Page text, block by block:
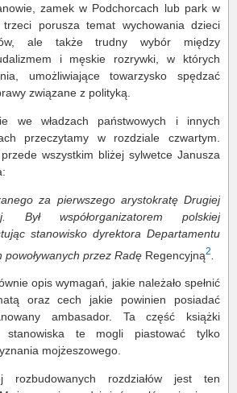
zamek w Podchorcach lub park w
trzeci porusza temat wychowania dzieci
ale także trudny wybór między
i męskie rozrywki, w których
umożliwiające towarzysko spędzać
związane z polityką.
we władzach państwowych i innych
przeczytamy w rozdziale czwartym.
wszystkim bliżej sylwetce Janusza
za pierwszego arystokratę Drugiej
Był współorganizatorem polskiej
stanowisko dyrektora Departamentu
powoływanych przez Radę Regencyjną2
opis wymagań, jakie należało spełnić
oraz cech jakie powinien posiadać
ambasador. Ta część książki
stanowiska te mogli piastować tylko
mojżeszowego.
rozbudowanych rozdziałów jest ten